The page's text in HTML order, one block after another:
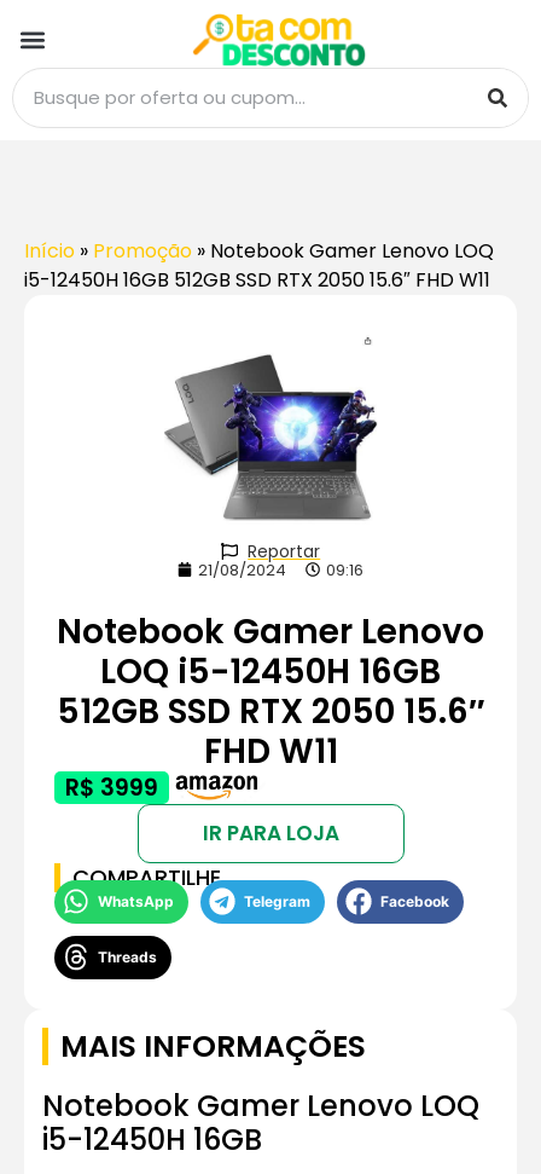
Início » Promoção » Notebook Gamer Lenovo LOQ
i5-12450H 16GB 512GB SSD RTX 2050 15.6″ FHD W11
Reportar
21/08/2024 09:16
Notebook Gamer Lenovo
LOQ i5-12450H 16GB
512GB SSD RTX 2050 15.6″
FHD W11
R$ 3999
IR PARA LOJA
COMPARTILHE
WhatsApp Telegram Facebook
Threads
MAIS INFORMAÇÕES
Notebook Gamer Lenovo LOQ
i5-12450H 16GB